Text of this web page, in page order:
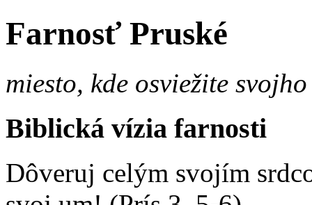
Farnosť Pruské
miesto, kde osviežite
Biblická vízia farnosti
Dôveruj celým svojím